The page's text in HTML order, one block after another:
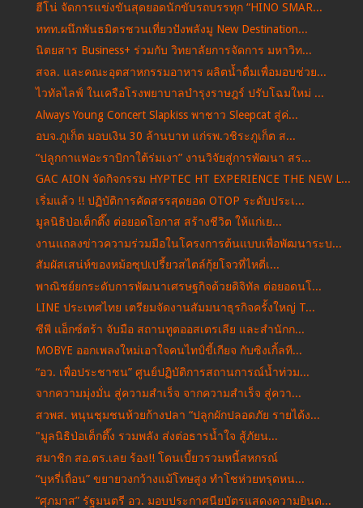
ฮีโน่ จัดการแข่งขันสุดยอดนักขับรถบรรทุก “HINO SMAR...
ททท.ผนึกพันธมิตรชวนเที่ยวปังพลังมู New Destination...
นิตยสาร Business+ ร่วมกับ วิทยาลัยการจัดการ มหาวิท...
สจล. และคณะอุตสาหกรรมอาหาร ผลิตน้ำดื่มเพื่อมอบช่วย...
ไวทัลไลฟ์ ในเครือโรงพยาบาลบำรุงราษฎร์ ปรับโฉมใหม่ ...
Always Young Concert Slapkiss พาชาว Sleepcat สู่ค่...
อบจ.ภูเก็ต มอบเงิน 30 ล้านบาท แก่รพ.วชิระภูเก็ต ส...
“ปลูกกาแฟอะราบิกาใต้ร่มเงา” งานวิจัยสู่การพัฒนา สร...
GAC AION จัดกิจกรรม HYPTEC HT EXPERIENCE THE NEW L...
เริ่มแล้ว !! ปฏิบัติการคัดสรรสุดยอด OTOP ระดับประเ...
มูลนิธิป่อเต็กตึ๊ง ต่อยอดโอกาส สร้างชีวิต ให้แก่เย...
งานแถลงข่าวความร่วมมือในโครงการต้นแบบเพื่อพัฒนาระบ...
สัมผัสเสน่ห์ของหม้อซุปเปรี้ยวสไตล์กุ้ยโจวที่ไหตี่เ...
พาณิชย์ยกระดับการพัฒนาเศรษฐกิจด้วยดิจิทัล ต่อยอดนโ...
LINE ประเทศไทย เตรียมจัดงานสัมมนาธุรกิจครั้งใหญ่ T...
ซีพี แอ็กซ์ตร้า จับมือ สถานทูตออสเตรเลีย และสำนักก...
MOBYE ออกเพลงใหม่เอาใจคนไทป์ขี้เกียจ กับซิงเกิ้ลที...
“อว. เพื่อประชาชน” ศูนย์ปฏิบัติการสถานการณ์น้ำท่วม...
จากความมุ่งมั่น สู่ความสำเร็จ จากความสำเร็จ สู่ควา...
สวพส. หนุนชุมชนห้วยก้างปลา “ปลูกผักปลอดภัย รายได้ง...
"มูลนิธิป่อเต็กตึ๊ง รวมพลัง ส่งต่อธารน้ำใจ สู้ภัยน...
สมาชิก สอ.ตร.เลย ร้อง!! โดนเบี้ยวรวมหนี้สหกรณ์
“บุหรี่เถื่อน” ขยายวงกว้างแม้โทษสูง ทำโชห่วยทรุดหน...
“ศุภมาส” รัฐมนตรี อว. มอบประกาศนียบัตรแสดงความยินด...